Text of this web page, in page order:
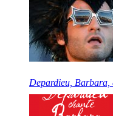
Depardieu, Barbara,